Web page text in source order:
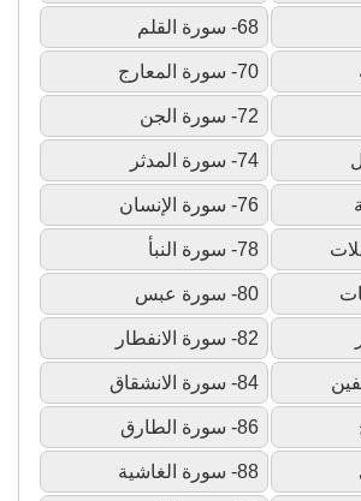
68- سورة القلم
70- سورة المعارج
72- سورة الجن
74- سورة المدثر
76- سورة الإنسان
78- سورة النبأ
80- سورة عبس
82- سورة الانفطار
84- سورة الانشقاق
86- سورة الطارق
88- سورة الغاشية